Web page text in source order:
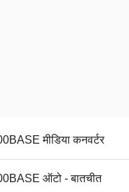
मीडिया कनवर्टर
ऑटो - बातचीत